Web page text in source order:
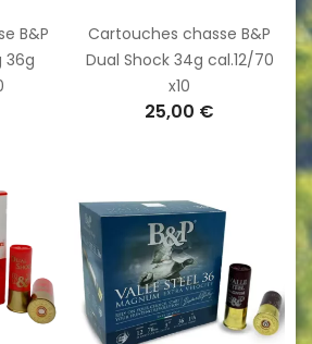
B&P
36g
Cartouches chasse B&P
Dual Shock 34g cal.12/70
x10
25,00 €